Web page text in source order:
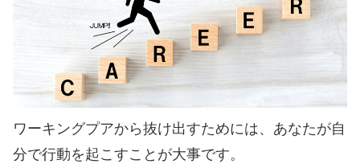
ワーキングプアから抜け出すためには、あなたが自
分で行動を起こすことが大事です。